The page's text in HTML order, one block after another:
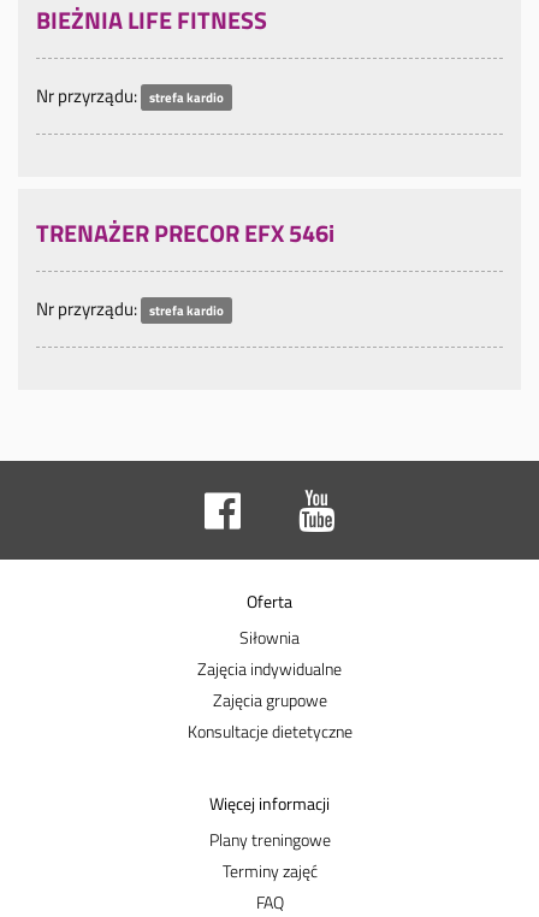
BIEŻNIA LIFE FITNESS
Nr przyrządu: strefa kardio
TRENAŻER PRECOR EFX 546i
Nr przyrządu: strefa kardio
Oferta
Siłownia
Zajęcia indywidualne
Zajęcia grupowe
Konsultacje dietetyczne
Więcej informacji
Plany treningowe
Terminy zajęć
FAQ